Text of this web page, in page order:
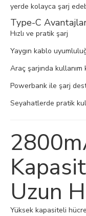
yerde kolayca şarj
Type-C
Hızlı ve pratik şarj
Yaygın kablo
Araç şarjında kullanım
Powerbank ile şarj
Seyahatlerde pratik
Uzun
Yüksek kapasiteli